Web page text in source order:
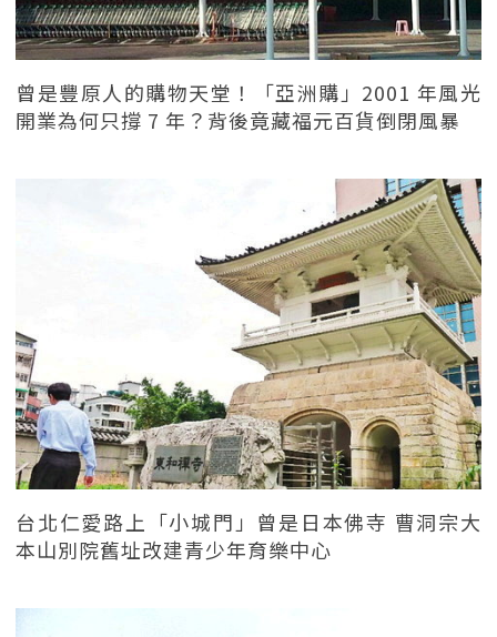
曾是豐原人的購物天堂！「亞洲購」2001 年風光
開業為何只撐 7 年？背後竟藏福元百貨倒閉風暴
台北仁愛路上「小城門」曾是日本佛寺 曹洞宗大
本山別院舊址改建青少年育樂中心